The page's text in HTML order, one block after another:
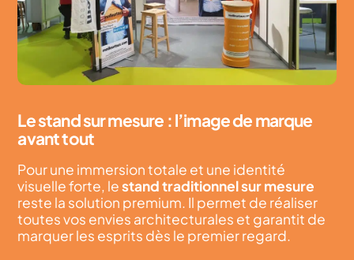
Le stand sur mesure : l’image de marque
avant tout
Pour une immersion totale et une identité
visuelle forte, lestand traditionnel sur mesure
reste la solution premium. Il permet de réaliser
toutes vos envies architecturales et garantit de
marquer les esprits dès le premier regard.